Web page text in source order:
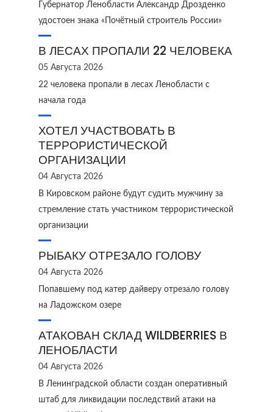
Губернатор Ленобласти Александр Дрозденко
удостоен знака «Почётный строитель России»
В ЛЕСАХ ПРОПАЛИ 22 ЧЕЛОВЕКА
05 Августа 2026
22 человека пропали в лесах Ленобласти с
начала года
ХОТЕЛ УЧАСТВОВАТЬ В
ТЕРРОРИСТИЧЕСКОЙ
ОРГАНИЗАЦИИ
04 Августа 2026
В Кировском районе будут судить мужчину за
стремление стать участником террористической
организации
РЫБАКУ ОТРЕЗАЛО ГОЛОВУ
04 Августа 2026
Попавшему под катер дайверу отрезало голову
на Ладожском озере
АТАКОВАН СКЛАД WILDBERRIES В
ЛЕНОБЛАСТИ
04 Августа 2026
В Ленинградской области создан оперативный
штаб для ликвидации последствий атаки на